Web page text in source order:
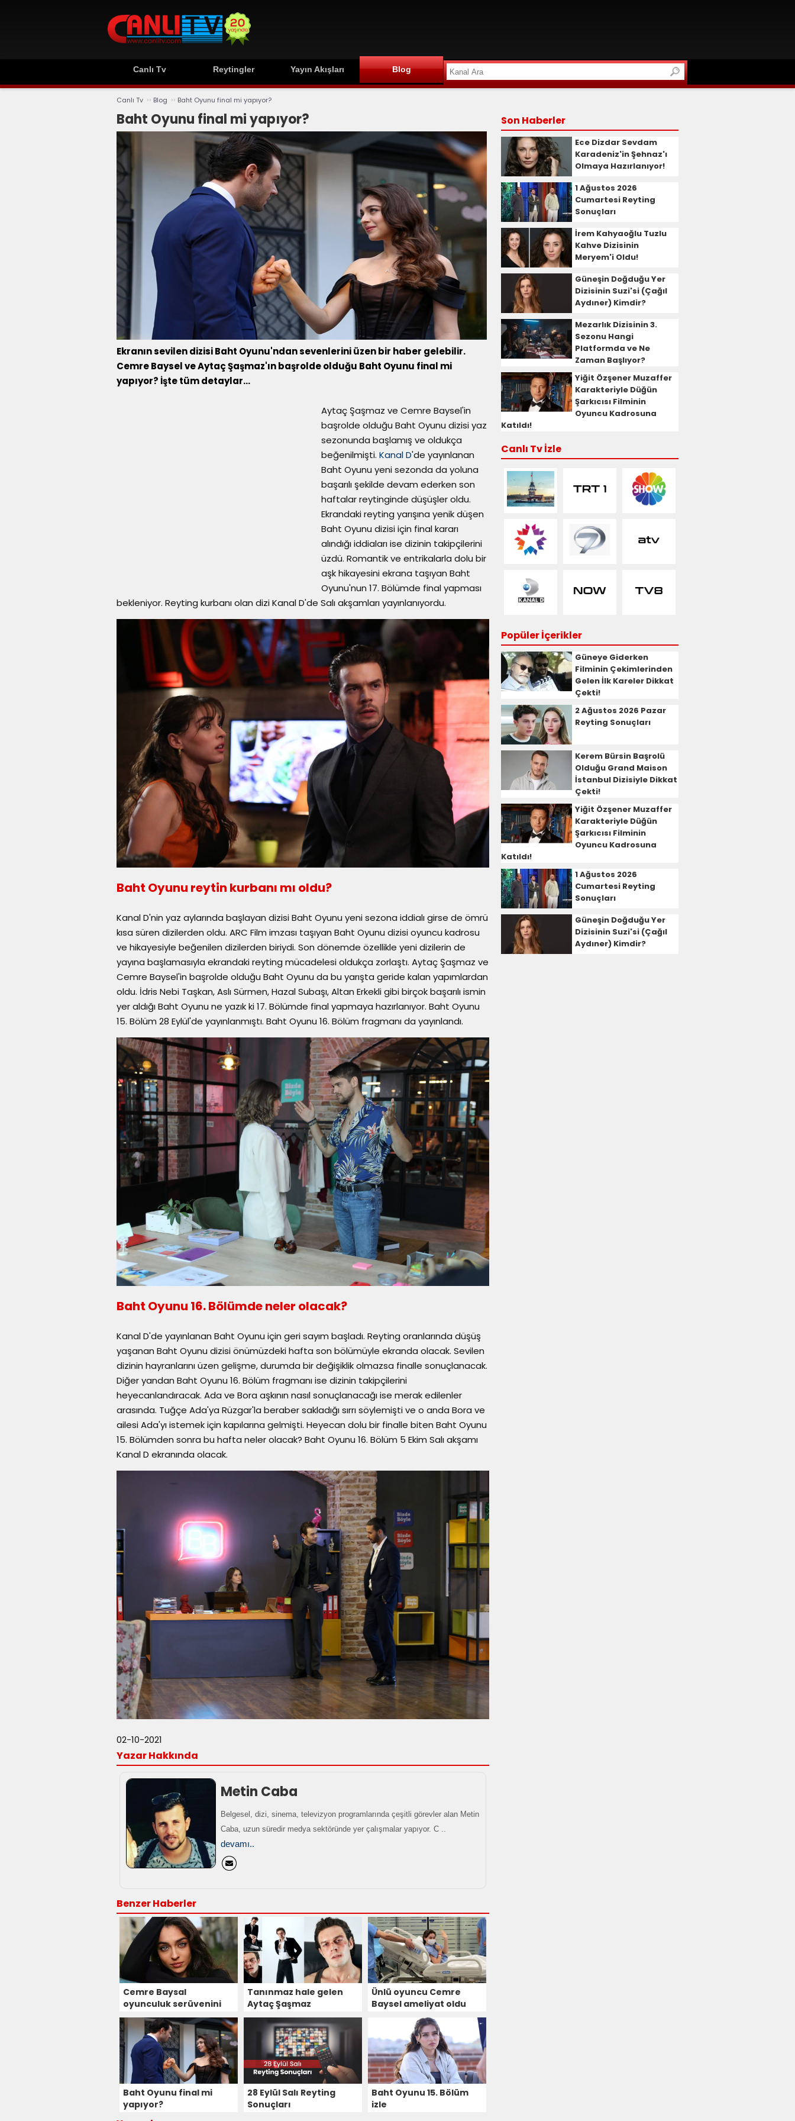
Canlı Tv Reytingler Yayın Akışları Blog
Canlı Tv ›› Blog ›› Baht Oyunu final mi yapıyor?
Baht Oyunu final mi yapıyor?
Ekranın sevilen dizisi Baht Oyunu'ndan sevenlerini üzen bir haber gelebilir.
Cemre Baysel ve Aytaç Şaşmaz'ın başrolde olduğu Baht Oyunu final mi
yapıyor? İşte tüm detaylar…
Aytaç Şaşmaz ve Cemre Baysel'in
başrolde olduğu Baht Oyunu dizisi yaz
sezonunda başlamış ve oldukça
beğenilmişti. Kanal D'de yayınlanan
Baht Oyunu yeni sezonda da yoluna
başarılı şekilde devam ederken son
haftalar reytinginde düşüşler oldu.
Ekrandaki reyting yarışına yenik düşen
Baht Oyunu dizisi için final kararı
alındığı iddiaları ise dizinin takipçilerini
üzdü. Romantik ve entrikalarla dolu bir
aşk hikayesini ekrana taşıyan Baht
Oyunu'nun 17. Bölümde final yapması
bekleniyor. Reyting kurbanı olan dizi Kanal D'de Salı akşamları yayınlanıyordu.
Baht Oyunu reytin kurbanı mı oldu?
Kanal D'nin yaz aylarında başlayan dizisi Baht Oyunu yeni sezona iddialı girse de ömrü
kısa süren dizilerden oldu. ARC Film imzası taşıyan Baht Oyunu dizisi oyuncu kadrosu
ve hikayesiyle beğenilen dizilerden biriydi. Son dönemde özellikle yeni dizilerin de
yayına başlamasıyla ekrandaki reyting mücadelesi oldukça zorlaştı. Aytaç Şaşmaz ve
Cemre Baysel'in başrolde olduğu Baht Oyunu da bu yarışta geride kalan yapımlardan
oldu. İdris Nebi Taşkan, Aslı Sürmen, Hazal Subaşı, Altan Erkekli gibi birçok başarılı ismin
yer aldığı Baht Oyunu ne yazık ki 17. Bölümde final yapmaya hazırlanıyor. Baht Oyunu
15. Bölüm 28 Eylül'de yayınlanmıştı. Baht Oyunu 16. Bölüm fragmanı da yayınlandı.
Baht Oyunu 16. Bölümde neler olacak?
Kanal D'de yayınlanan Baht Oyunu için geri sayım başladı. Reyting oranlarında düşüş
yaşanan Baht Oyunu dizisi önümüzdeki hafta son bölümüyle ekranda olacak. Sevilen
dizinin hayranlarını üzen gelişme, durumda bir değişiklik olmazsa finalle sonuçlanacak.
Diğer yandan Baht Oyunu 16. Bölüm fragmanı ise dizinin takipçilerini
heyecanlandıracak. Ada ve Bora aşkının nasıl sonuçlanacağı ise merak edilenler
arasında. Tuğçe Ada'ya Rüzgar'la beraber sakladığı sırrı söylemişti ve o anda Bora ve
ailesi Ada'yı istemek için kapılarına gelmişti. Heyecan dolu bir finalle biten Baht Oyunu
15. Bölümden sonra bu hafta neler olacak? Baht Oyunu 16. Bölüm 5 Ekim Salı akşamı
Kanal D ekranında olacak.
02-10-2021
Yazar Hakkında
Metin Caba
Belgesel, dizi, sinema, televizyon programlarında çeşitli görevler alan Metin
Caba, uzun süredir medya sektöründe yer çalışmalar yapıyor. C ..
devamı..
Benzer Haberler
Cemre Baysal
oyunculuk serüvenini
anlattı
Tanınmaz hale gelen
Aytaç Şaşmaz
oyunculuğu anlattı
Ünlü oyuncu Cemre
Baysel ameliyat oldu
Baht Oyunu final mi
yapıyor?
28 Eylül Salı Reyting
Sonuçları
Baht Oyunu 15. Bölüm
izle
Son Haberler
Ece Dizdar Sevdam
Karadeniz'in Şehnaz'ı
Olmaya Hazırlanıyor!
1 Ağustos 2026
Cumartesi Reyting
Sonuçları
İrem Kahyaoğlu Tuzlu
Kahve Dizisinin
Meryem'i Oldu!
Güneşin Doğduğu Yer
Dizisinin Suzi'si (Çağıl
Aydıner) Kimdir?
Mezarlık Dizisinin 3.
Sezonu Hangi
Platformda ve Ne
Zaman Başlıyor?
Yiğit Özşener Muzaffer
Karakteriyle Düğün
Şarkıcısı Filminin
Oyuncu Kadrosuna
Katıldı!
Canlı Tv İzle
Popüler İçerikler
Güneye Giderken
Filminin Çekimlerinden
Gelen İlk Kareler Dikkat
Çekti!
2 Ağustos 2026 Pazar
Reyting Sonuçları
Kerem Bürsin Başrolü
Olduğu Grand Maison
İstanbul Dizisiyle Dikkat
Çekti!
Yiğit Özşener Muzaffer
Karakteriyle Düğün
Şarkıcısı Filminin
Oyuncu Kadrosuna
Katıldı!
1 Ağustos 2026
Cumartesi Reyting
Sonuçları
Güneşin Doğduğu Yer
Dizisinin Suzi'si (Çağıl
Aydıner) Kimdir?